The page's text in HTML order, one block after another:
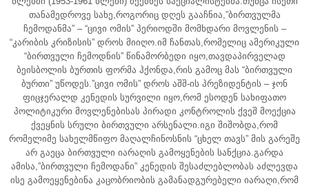
თანამედროვე სახე,როგორიც დღეს გააჩნია,”ბირთვულმა
ჩემოდანმა” – “ცივი ომის” პერიოდში მომხდარი მოვლენის –
“კარიბის კრიზისის” დროს მიიღო.იმ ჩანთას,რომელიც ამერიკული
“ბირთვული ჩემოდნის” წინამორბედი იყო,თავდაპირველად
ბეისბოლის ბურთის ფორმა ჰქონდა,რის გამოც მას “ბირთვული
ბურთი” უწოდეს.”ცივი ომის” დროს აშშ-ის პრეზიდენტის – ჯონ
ფიცჯერალდ კენედის სურვილი იყო,რომ ესოდენ სახიფათო
პოლიტიკური მოვლენებისას პირადი კონტროლის ქვეშ მოექცია
ქვეყნის სრული ბირთვული არსენალი.იგი შიშობდა,რომ
რომელიმე სახელმწიფო მაღალჩინოსნის “ცხელ თავს” მის გარეშე
არ გაეცა ბირთვული იარაღის გამოყენების სანქცია.გარდა
ამისა,”ბირთვული ჩემოდანი” კენედის შესაძლებლობას აძლევდა
ისე გამოეყენებინა კაცობრიობის გამანადგურებელი იარაღი,რომ